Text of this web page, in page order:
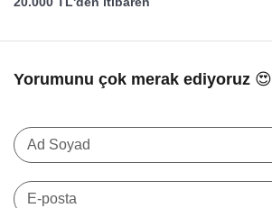
Yorumunu çok merak ediyoruz 😍
Ad Soyad
E-posta